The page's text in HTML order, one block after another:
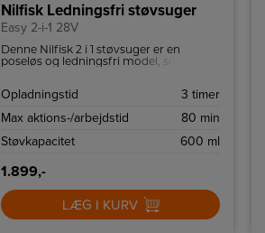
Nilfisk Ledningsfri støvsuger
Easy 2-i-1 28V
Denne Nilfisk 2 i 1 støvsuger er en
poseløs og ledningsfri model, som er
komfort under brug.
Opladningstid
3 timer
Max aktions-/arbejdstid
80 min
Støvkapacitet
600 ml
1.899,-
LÆG I KURV